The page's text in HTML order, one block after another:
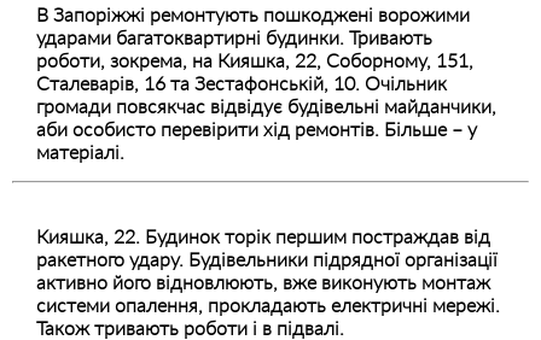
В Запоріжжі ремонтують пошкоджені ворожими
ударами багатоквартирні будинки. Тривають
роботи, зокрема, на Кияшка, 22, Соборному, 151,
Сталеварів, 16 та Зестафонській, 10. Очільник
громади повсякчас відвідує будівельні майданчики,
аби особисто перевірити хід ремонтів. Більше – у
матеріалі.
Кияшка, 22. Будинок торік першим постраждав від
ракетного удару. Будівельники підрядної організації
активно його відновлюють, вже виконують монтаж
системи опалення, прокладають електричні мережі.
Також тривають роботи і в підвалі.